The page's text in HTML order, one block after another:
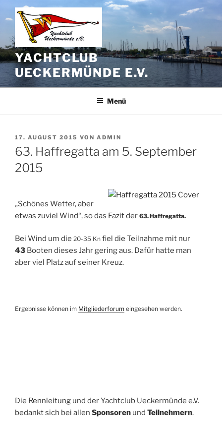
Zum
Inhalt
springen
YACHTCLUB
UECKERMÜNDE E.V.
Menü
VERÖFFENTLICHT
AM
17. AUGUST 2015 VON ADMIN
63. Haffregatta am 5. September
2015
„Schönes Wetter, aber
etwas zuviel Wind“, so das Fazit der 63. Haffregatta.
Bei Wind um die 20-35 Kn fiel die Teilnahme mit nur
43 Booten dieses Jahr gering aus. Dafür hatte man
aber viel Platz auf seiner Kreuz.
Ergebnisse können im Mitgliederforum eingesehen werden.
Die Rennleitung und der Yachtclub Ueckermünde e.V.
bedankt sich bei allen Sponsoren und Teilnehmern.